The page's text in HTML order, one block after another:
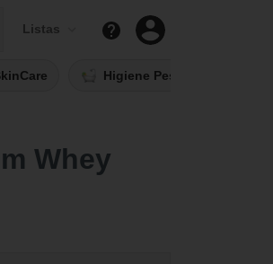
Listas
Higiene Pessoal
Whey